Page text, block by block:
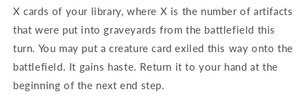
X cards of your library, where X is the number of artifacts
that were put into graveyards from the battlefield this
turn. You may put a creature card exiled this way onto the
battlefield. It gains haste. Return it to your hand at the
beginning of the next end step.